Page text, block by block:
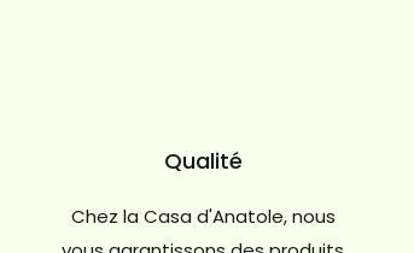
Qualité
Chez la Casa d'Anatole, nous